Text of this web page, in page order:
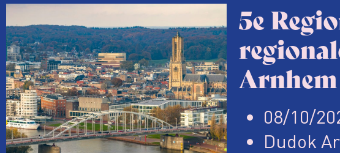
5e
Arnhem
08/10/
Dudok